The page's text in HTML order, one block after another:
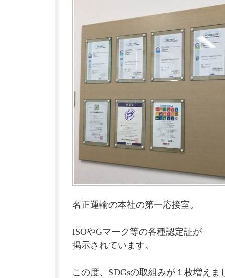
名正運輸の本社の第一応接室。
ISOやGマーク等の各種認定証が
掲示されています。
この度、SDGsの取組みが１枚増えま